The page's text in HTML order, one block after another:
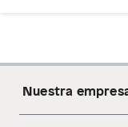
Nuestra